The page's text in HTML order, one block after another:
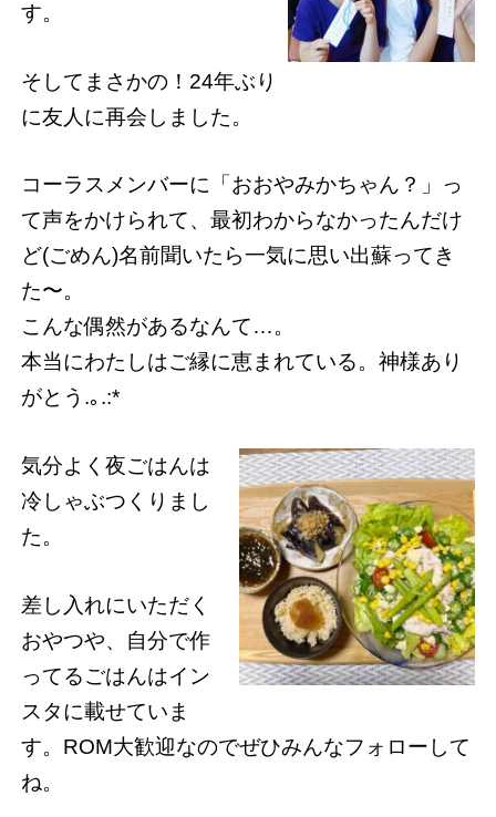
す。
そしてまさかの！24年ぶり
に友人に再会しました。
コーラスメンバーに「おおやみかちゃん？」っ
て声をかけられて、最初わからなかったんだけ
ど(ごめん)名前聞いたら一気に思い出蘇ってき
た〜。
こんな偶然があるなんて…。
本当にわたしはご縁に恵まれている。神様あり
がとう.｡.:*
気分よく夜ごはんは
冷しゃぶつくりまし
た。
差し入れにいただく
おやつや、自分で作
ってるごはんはイン
スタに載せていま
す。ROM大歓迎なのでぜひみんなフォローして
ね。